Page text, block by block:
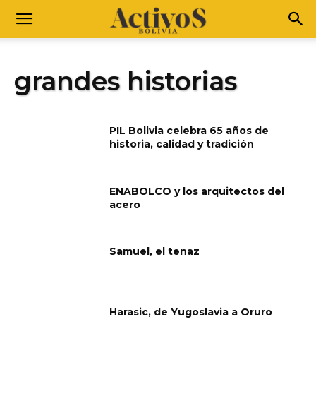
grandes historias
PIL Bolivia celebra 65 años de
historia, calidad y tradición
ENABOLCO y los arquitectos del
acero
Samuel, el tenaz
Harasic, de Yugoslavia a Oruro